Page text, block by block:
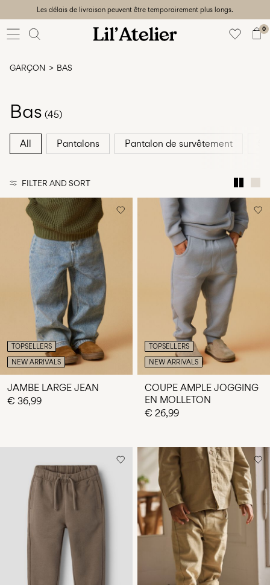
Les délais de livraison peuvent être temporairement plus longs.
0
Baby
Unisex
56-
Sign
Any
questions?
About
Belgique
/
français
GARÇON BAS
Bas (45)
All Pantalons Pantalon de survêtement
FILTER AND SORT
TOPSELLERS
NEW ARRIVALS
JAMBE LARGE JEAN
€ 36,99
TOPSELLERS
NEW ARRIVALS
COUPE AMPLE JOGGING
EN MOLLETON
€ 26,99